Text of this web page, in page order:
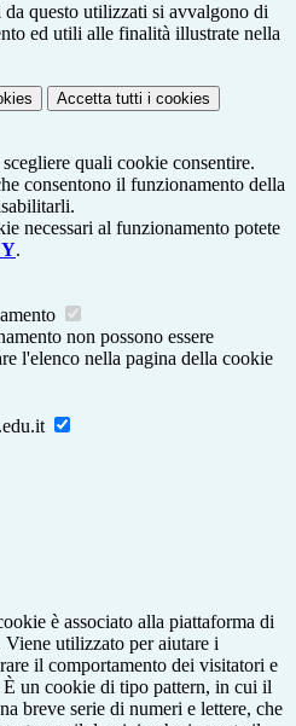
questo utilizzati si avvalgono di
ed utili alle finalità illustrate nella
Accetta tutti i cookies
quali cookie consentire.
consentono il funzionamento della
necessari al funzionamento potete
.
non possono essere
l'elenco nella pagina della cookie
è associato alla piattaforma di
utilizzato per aiutare i
il comportamento dei visitatori e
un cookie di tipo pattern, in cui il
breve serie di numeri e lettere, che